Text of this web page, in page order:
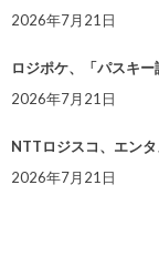
2026年7月21日
ロジポケ、「パスキ
2026年7月21日
NTTロジスコ、エン
2026年7月21日